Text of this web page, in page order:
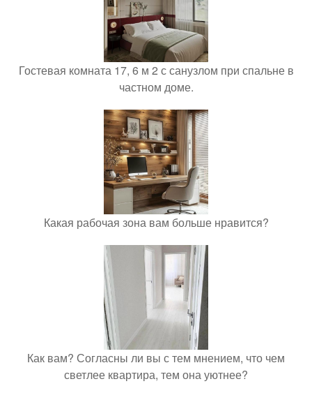
Гостевая комната 17, 6 м 2 с санузлом при спальне в
частном доме.
Какая рабочая зона вам больше нравится?
Как вам? Согласны ли вы с тем мнением, что чем
светлее квартира, тем она уютнее?